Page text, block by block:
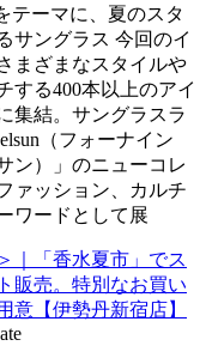
テーマに、夏のスタ
サングラス 今回のイ
まざまなスタイルや
する400本以上のアイ
集結。サングラスラ
（フォーナイン
ン）」のニューコレ
ァッション、カルチ
ワードとして展